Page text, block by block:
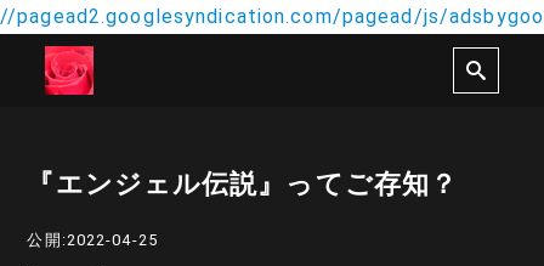
//pagead2.googlesyndication.com/pagead/js/
『エンジェル伝説』ってご存知？
公開:2022-04-25